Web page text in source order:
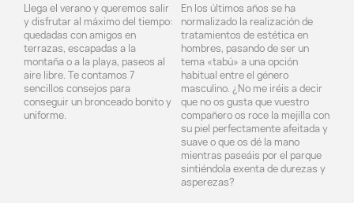
Llega el verano y queremos salir
y disfrutar al máximo del tiempo:
quedadas con amigos en
terrazas, escapadas a la
montaña o a la playa, paseos al
aire libre. Te contamos 7
sencillos consejos para
conseguir un bronceado bonito y
uniforme.
En los últimos años se ha
normalizado la realización de
tratamientos de estética en
hombres, pasando de ser un
tema «tabú» a una opción
habitual entre el género
masculino. ¿No me iréis a decir
que no os gusta que vuestro
compañero os roce la mejilla con
su piel perfectamente afeitada y
suave o que os dé la mano
mientras paseáis por el parque
sintiéndola exenta de durezas y
asperezas?